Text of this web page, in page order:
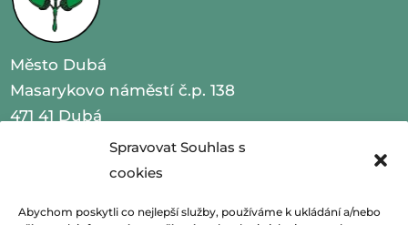
Spravovat Souhlas s
cookies
Abychom poskytli co nejlepší služby, používáme k ukládání a/nebo
Město Dubá
Masarykovo náměstí č.p. 138
471 41 Dubá
IČO 00260479